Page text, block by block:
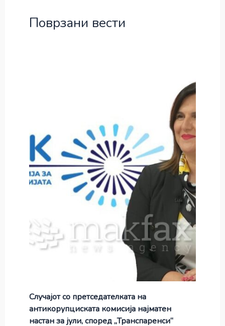
Поврзани вести
Случајот со претседателката на
антикорупциската комисија најматен
настан за јули, според „Транспаренси“